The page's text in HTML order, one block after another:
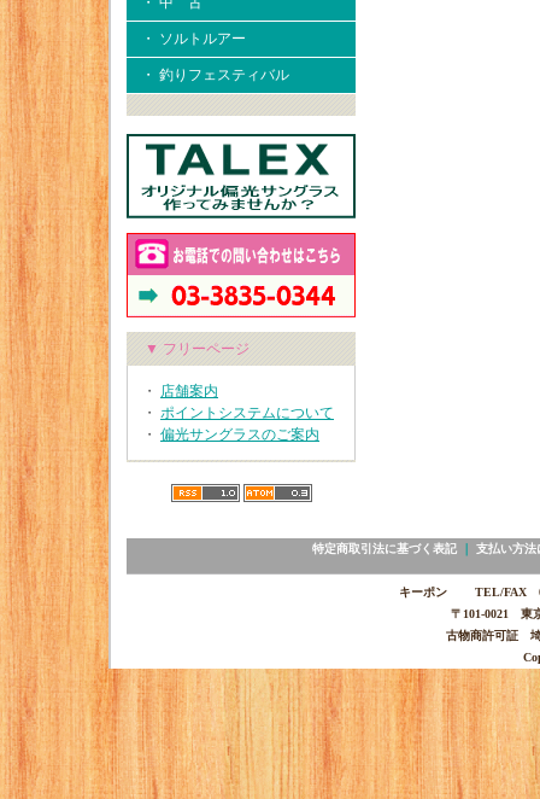
・ ソルトルアー
・ 釣りフェスティバル
▼ フリーページ
・ 店舗案内
・ ポイントシステムについて
・ 偏光サングラスのご案内
特定商取引法に基づく表記｜ 支払い方法
キーポン TEL/FAX
〒101-0021 東
古物商許可証